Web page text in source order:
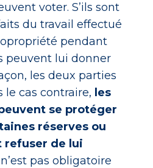
voter. S’ils sont
du travail effectué
pendant
peuvent lui donner
les deux parties
le cas contraire, les
se protéger
réserves ou
de lui
pas obligatoire